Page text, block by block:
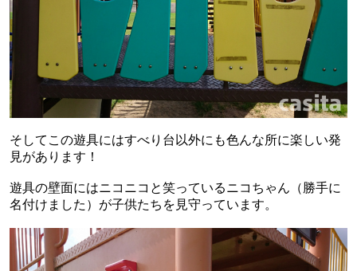
そしてこの遊具にはすべり台以外にも色んな所に楽しい発
見があります！
遊具の壁面にはニコニコと笑っているニコちゃん（勝手に
名付けました）が子供たちを見守っています。